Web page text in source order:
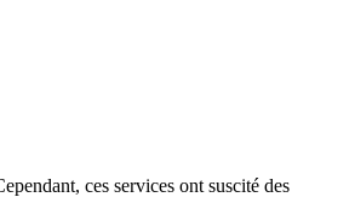
ces services ont suscité des